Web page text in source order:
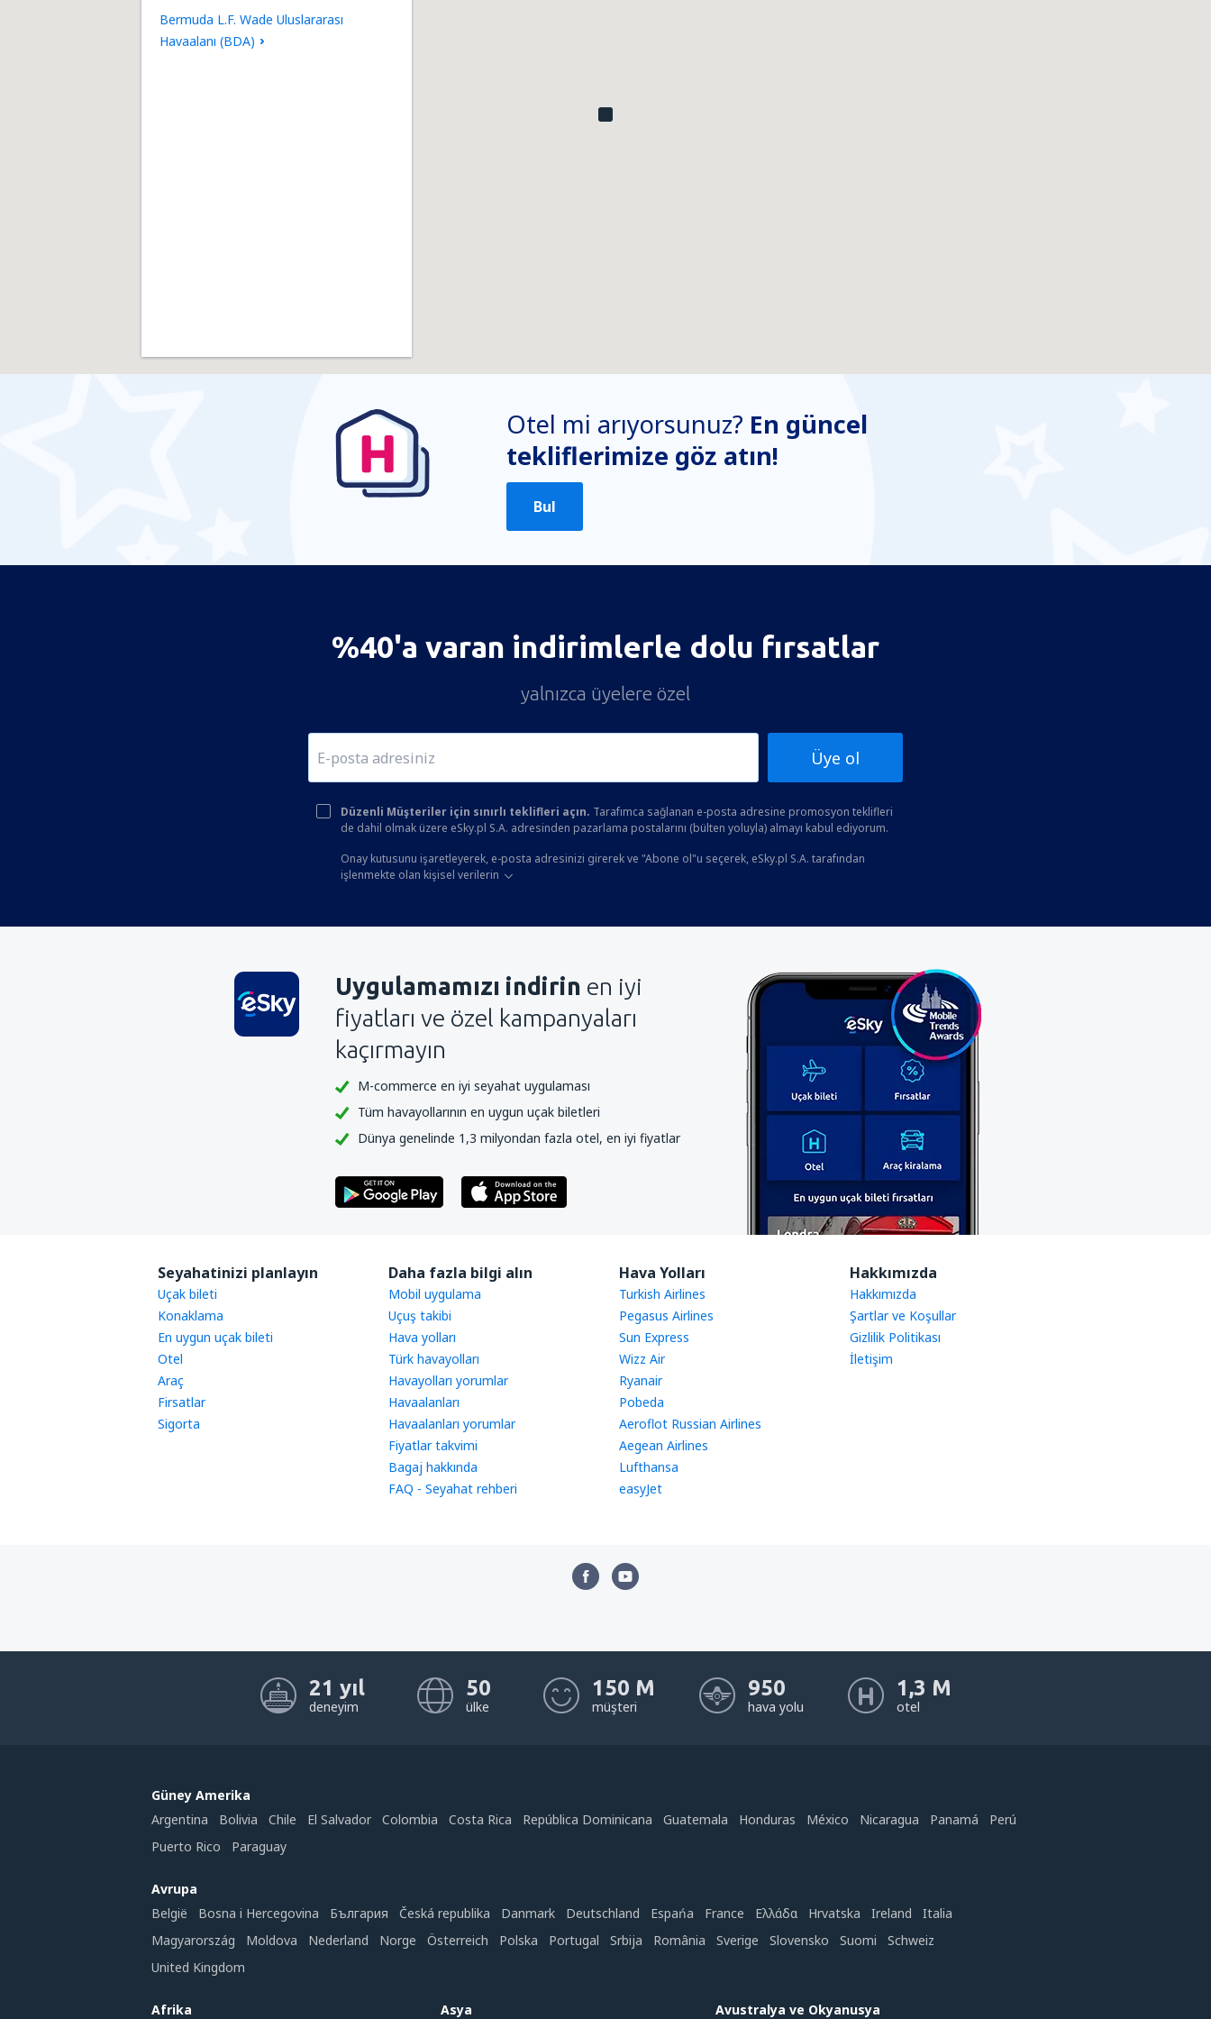
Bermuda L.F. Wade Uluslararası
Havaalanı (BDA)
Otel mi arıyorsunuz? En güncel
tekliflerimize göz atın!
Bul
%40'a varan indirimlerle dolu fırsatlar
yalnızca üyelere özel
Üye ol
Düzenli Müşteriler için sınırlı teklifleri açın. Tarafımca sağlanan e-posta adresine promosyon teklifleri
de dahil olmak üzere eSky.pl S.A. adresinden pazarlama postalarını (bülten yoluyla) almayı kabul ediyorum.
Onay kutusunu işaretleyerek, e-posta adresinizi girerek ve "Abone ol"u seçerek, eSky.pl S.A. tarafından
işlenmekte olan kişisel verilerin
Uygulamamızı indirin en iyi
fiyatları ve özel kampanyaları
kaçırmayın
M-commerce en iyi seyahat uygulaması
Tüm havayollarının en uygun uçak biletleri
Dünya genelinde 1,3 milyondan fazla otel, en iyi fiyatlar
Seyahatinizi planlayın
Uçak bileti
Konaklama
En uygun uçak bileti
Otel
Araç
Firsatlar
Sigorta
Daha fazla bilgi alın
Mobil uygulama
Uçuş takibi
Hava yolları
Türk havayolları
Havayolları yorumlar
Havaalanları
Havaalanları yorumlar
Fiyatlar takvimi
Bagaj hakkında
FAQ - Seyahat rehberi
Hava Yolları
Turkish Airlines
Pegasus Airlines
Sun Express
Wizz Air
Ryanair
Pobeda
Aeroflot Russian Airlines
Aegean Airlines
Lufthansa
easyJet
Hakkımızda
Hakkımızda
Şartlar ve Koşullar
Gizlilik Politikası
İletişim
21 yıl
deneyim
50
ülke
150 M
müşteri
950
hava yolu
1,3 M
otel
Güney Amerika
Argentina
Bolivia Chile El Salvador Colombia Costa Rica República Dominicana Guatemala Honduras México Nicaragua Panamá
Perú
Puerto Rico
Paraguay
Avrupa
België
Bosna i Hercegovina България Česká republika Danmark Deutschland Espańa France Ελλάδα Hrvatska Ireland
Italia
Magyarország
Moldova Nederland Norge Österreich Polska Portugal Srbija România Sverige Slovensko Suomi
Schweiz
United Kingdom
Afrika Asya Avustralya ve Okyanusya